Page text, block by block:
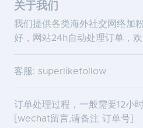
关于我们
我们提供各类海外社交网络加
好，网站24h自动处理订单，欢
客服: superlikefollow
订单处理过程，一般需要12小
[wechat留言,请备注 订单号]